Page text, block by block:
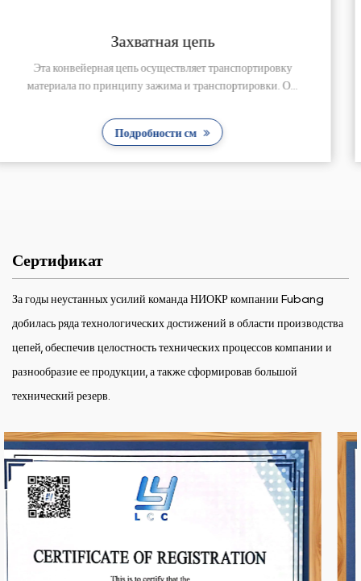
О...
Конвейерная цепь для
Эта конвейерная цепь из нержавеющей
используется для транспортировки суши
Сертификат
За годы неустанных усилий команда НИОКР компании Fubang
добилась ряда технологических достижений в области производства
цепей, обеспечив целостность технических процессов компании и
разнообразие ее продукции, а также сформировав большой
технический резерв.